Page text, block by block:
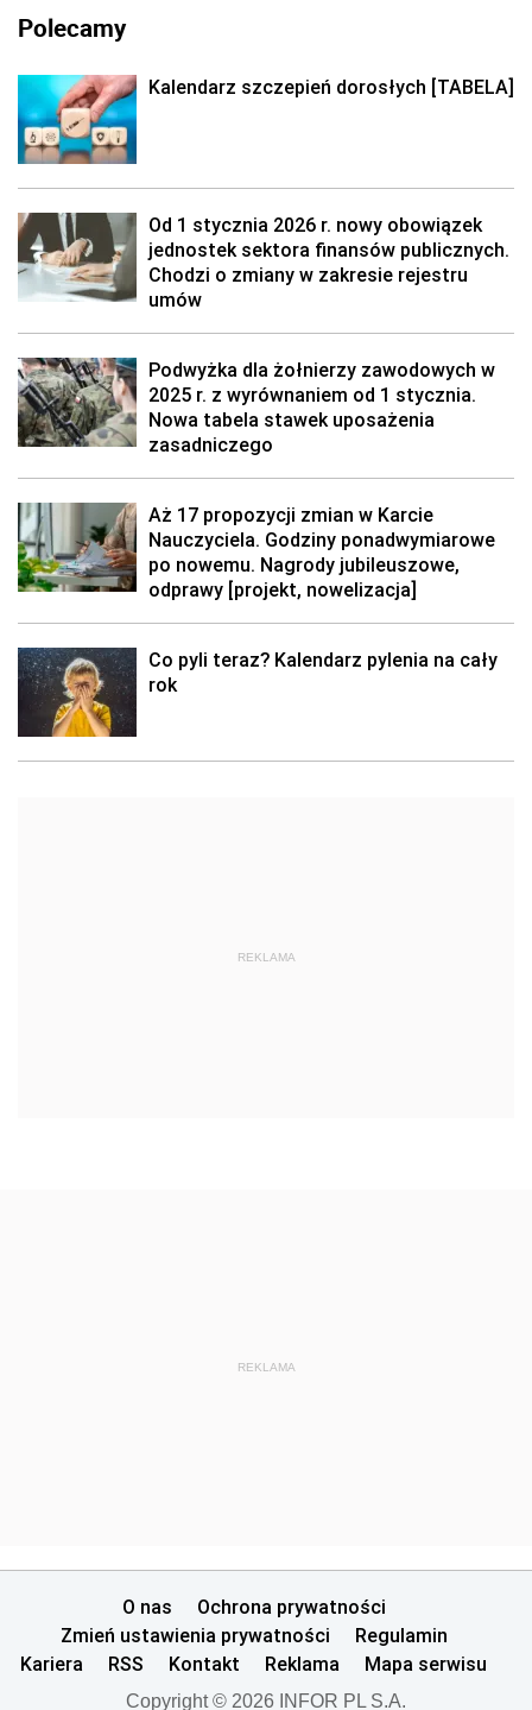
Polecamy
Kalendarz szczepień dorosłych [TABELA]
Od 1 stycznia 2026 r. nowy obowiązek
jednostek sektora finansów publicznych.
Chodzi o zmiany w zakresie rejestru
umów
Podwyżka dla żołnierzy zawodowych w
2025 r. z wyrównaniem od 1 stycznia.
Nowa tabela stawek uposażenia
zasadniczego
Aż 17 propozycji zmian w Karcie
Nauczyciela. Godziny ponadwymiarowe
po nowemu. Nagrody jubileuszowe,
odprawy [projekt, nowelizacja]
Co pyli teraz? Kalendarz pylenia na cały
rok
REKLAMA
REKLAMA
O nas
Ochrona prywatności
Zmień ustawienia prywatności
Regulamin
Kariera
RSS Kontakt Reklama Mapa serwisu
Copyright © 2026 INFOR PL S.A.